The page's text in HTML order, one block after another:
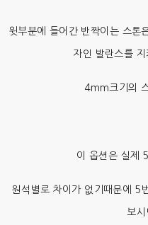
윗부분에 들어간 반짝이는 스톤
자인 발란스를
4mm크기의
이 옵션은 실제
원석별로 차이가 없기때문에 5
보시